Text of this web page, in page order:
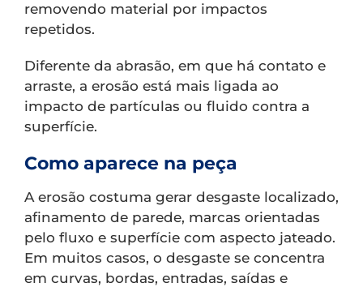
removendo material por impactos
repetidos.
Diferente da abrasão, em que há contato e
arraste, a erosão está mais ligada ao
impacto de partículas ou fluido contra a
superfície.
Como aparece na peça
A erosão costuma gerar desgaste localizado,
afinamento de parede, marcas orientadas
pelo fluxo e superfície com aspecto jateado.
Em muitos casos, o desgaste se concentra
em curvas, bordas, entradas, saídas e